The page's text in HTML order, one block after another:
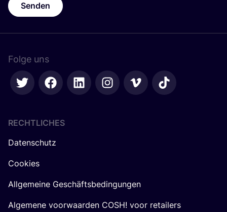
Senden
Folge uns
RECHTLICHES
Datenschutz
Cookies
Allgemeine Geschäftsbedingungen
Algemene voorwaarden COSH! voor retailers